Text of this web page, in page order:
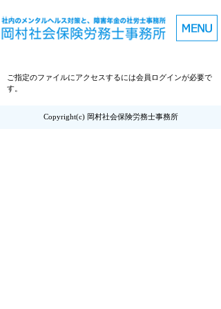
ご指定のファイルにアクセスするには会員ログインが必要で
す。
Copyright(c) 岡村社会保険労務士事務所